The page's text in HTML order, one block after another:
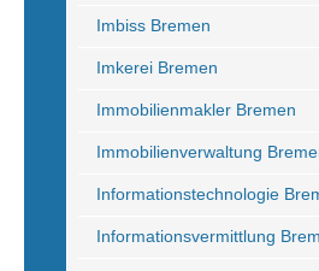
Imbiss Bremen
Imkerei Bremen
Immobilienmakler Bremen
Immobilienverwaltung
Informationstechnologie
Informationsvermittlung